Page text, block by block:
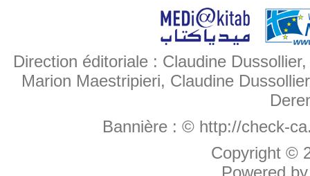
Direction éditoriale : Claudine
Marion Maestripieri, Claudine
Bannière : © http://check-
Copyright ©
Powered